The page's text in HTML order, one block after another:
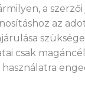
a
az
csak